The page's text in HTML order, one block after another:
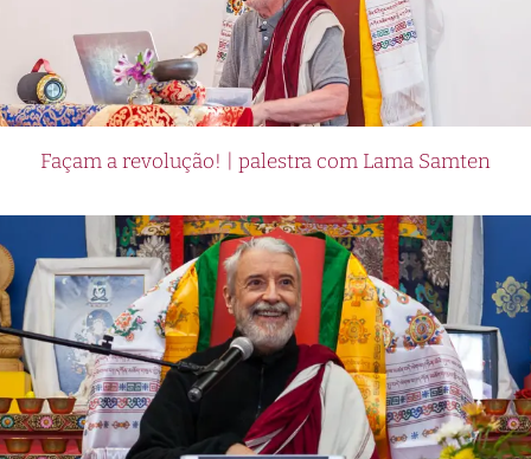
Façam a revolução! | palestra com Lama Samten